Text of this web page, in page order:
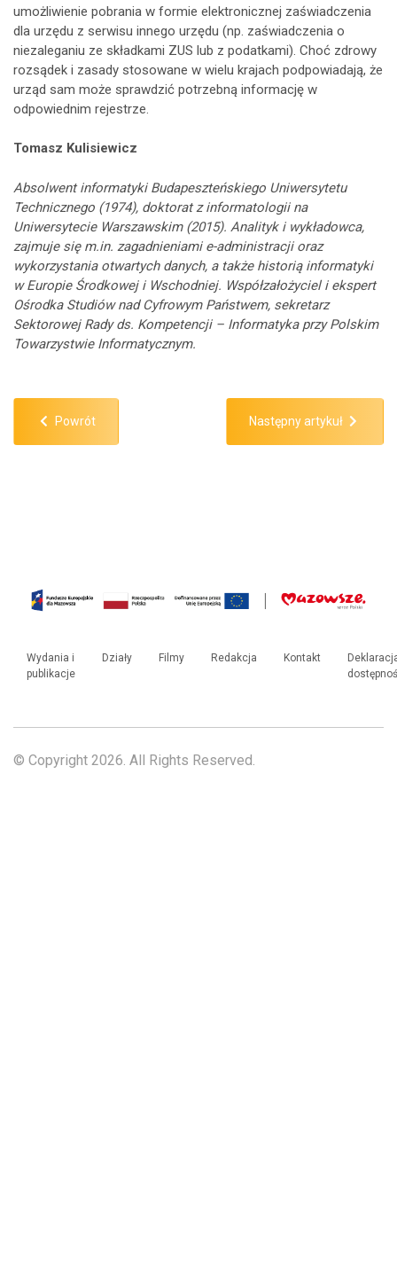
umożliwienie pobrania w formie elektronicznej zaświadczenia
dla urzędu z serwisu innego urzędu (np. zaświadczenia o
niezaleganiu ze składkami ZUS lub z podatkami). Choć zdrowy
rozsądek i zasady stosowane w wielu krajach podpowiadają, że
urząd sam może sprawdzić potrzebną informację w
odpowiednim rejestrze.
Tomasz Kulisiewicz
Absolwent informatyki Budapeszteńskiego Uniwersytetu
Technicznego (1974), doktorat z informatologii na
Uniwersytecie Warszawskim (2015). Analityk i wykładowca,
zajmuje się m.in. zagadnieniami e-administracji oraz
wykorzystania otwartych danych, a także historią informatyki
w Europie Środkowej i Wschodniej. Współzałożyciel i ekspert
Ośrodka Studiów nad Cyfrowym Państwem, sekretarz
Sektorowej Rady ds. Kompetencji – Informatyka przy Polskim
Towarzystwie Informatycznym.
Powrót Następny artykuł
Wydania i
publikacje
Działy Filmy Redakcja Kontakt
© Copyright 2026. All Rights Reserved.